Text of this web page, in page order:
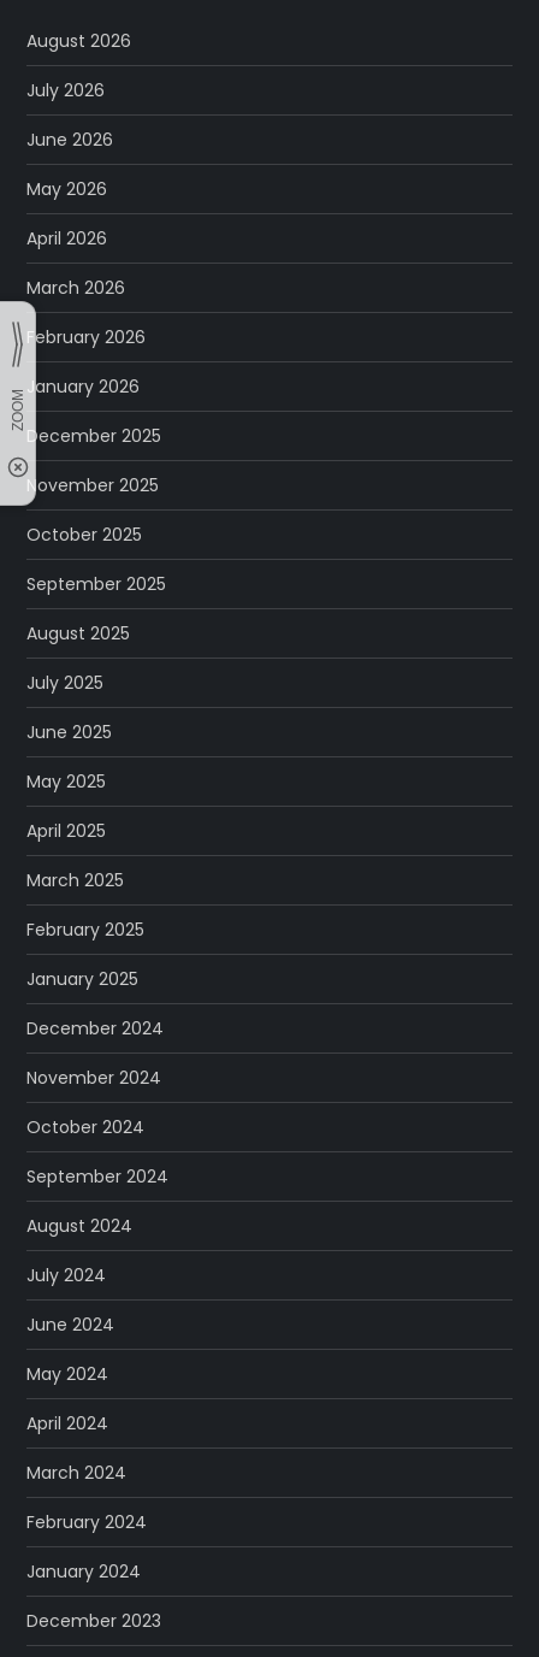
August 2026
July 2026
June 2026
May 2026
April 2026
March 2026
February 2026
January 2026
December 2025
November 2025
October 2025
September 2025
August 2025
July 2025
June 2025
May 2025
April 2025
March 2025
February 2025
January 2025
December 2024
November 2024
October 2024
September 2024
August 2024
July 2024
June 2024
May 2024
April 2024
March 2024
February 2024
January 2024
December 2023